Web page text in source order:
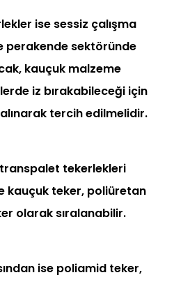
ise sessiz çalışma
perakende sektöründe
kauçuk malzeme
iz bırakabileceği için
tercih edilmelidir.
tekerlekleri
kauçuk teker, poliüretan
olarak sıralanabilir.
ise poliamid teker,